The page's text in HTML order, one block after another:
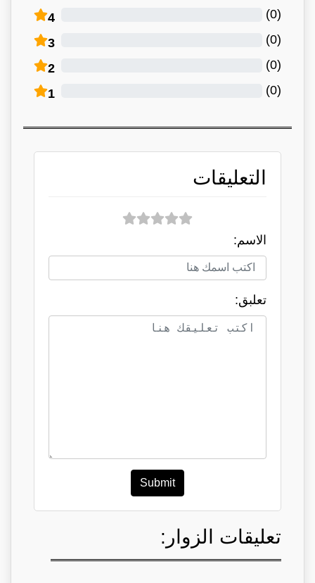
4 (
0
)
3 (
0
)
2 (
0
)
1 (
0
)
التعليقات
الاسم:
تعلبق:
Submit
تعليقات الزوار: